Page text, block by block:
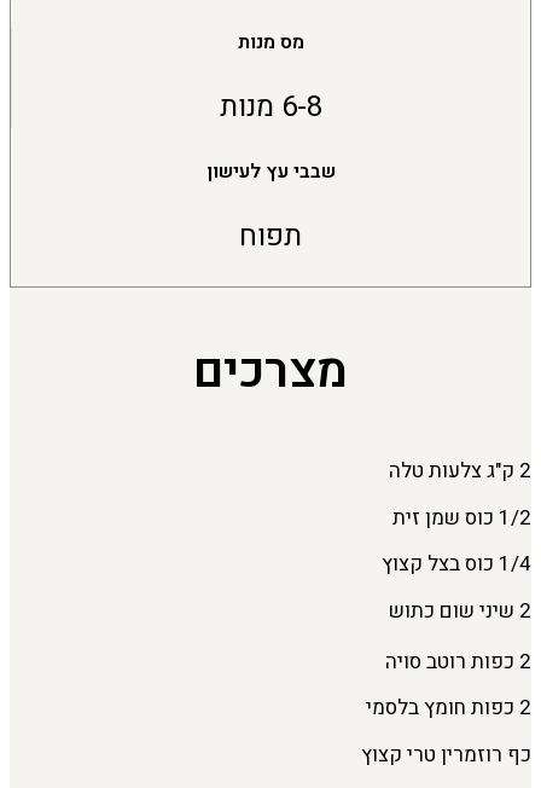
מס מנות
6-8 מנות
שבבי עץ לעישון
תפוח
מצרכים
2 ק"ג צלעות טלה
1/2 כוס שמן זית
1/4 כוס בצל קצוץ
2 שיני שום כתוש
2 כפות רוטב סויה
2 כפות חומץ בלסמי
כף רוזמרין טרי קצוץ